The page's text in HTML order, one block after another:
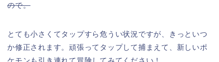
ので。
とても小さくてタップすら危うい状況ですが、きっといつ
か修正されます。頑張ってタップして捕まえて、新しいポ
ケモンも引き連れて冒険してみてください！